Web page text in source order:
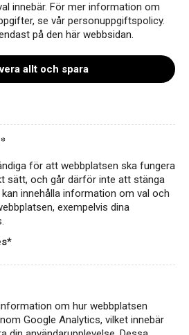
Instagram
Facebook
innebär. För mer information om
se vår personuppgiftspolicy.
på den här webbsidan.
allt och spara
för att webbplatsen ska fungera
sätt, och går därför inte att stänga
innehålla information om val och
exempelvis dina
om hur webbplatsen
Google Analytics, vilket innebär